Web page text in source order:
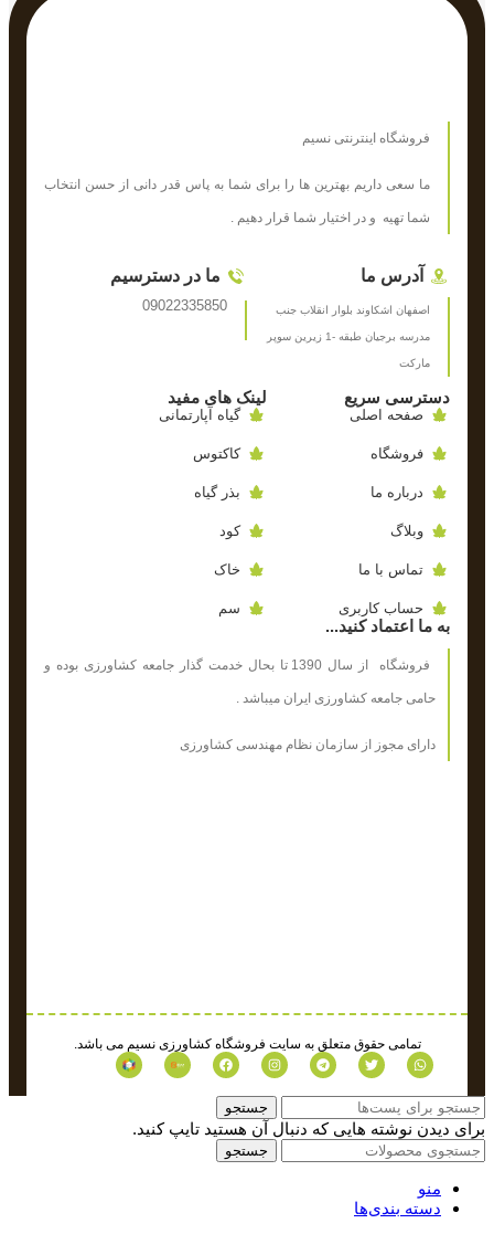
فروشگاه اینترنتی نسیم
ما سعی داریم بهترین ها را برای شما به پاس قدر دانی از حسن انتخاب
شما تهیه و در اختیار شما قرار دهیم .
آدرس ما
اصفهان اشکاوند بلوار انقلاب جنب
مدرسه برجیان طبقه -1 زیرین سوپر
مارکت
ما در دسترسیم
09022335850
دسترسی سریع
صفحه اصلی
فروشگاه
درباره ما
وبلاگ
تماس با ما
حساب کاربری
لینک های مفید
گیاه آپارتمانی
کاکتوس
بذر گیاه
کود
خاک
سم
به ما اعتماد کنید...
فروشگاه از سال 1390 تا بحال خدمت گذار جامعه کشاورزی بوده و
حامی جامعه کشاورزی ایران میباشد .
دارای مجوز از سازمان نظام مهندسی کشاورزی
تمامی حقوق متعلق به سایت فروشگاه کشاورزی نسیم می باشد.
جستجو
برای دیدن نوشته هایی که دنبال آن هستید تایپ کنید.
جستجو
منو
دسته بندی‌ها